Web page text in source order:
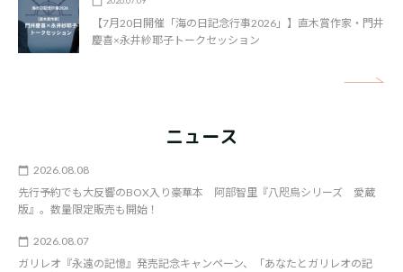
【7月20日開催「海の日記念行事2026」】直木賞作家・門井
慶喜×永井紗耶子トークセッション
ニュース
2026.08.08
先行予約でも大反響のBOX入り豪華本 阿部智里『八咫烏シリーズ 愛蔵
版』。数量限定販売も開始！
2026.08.07
ガリレオ『永遠の記憶』発売記念キャンペーン、「あなたとガリレオの記